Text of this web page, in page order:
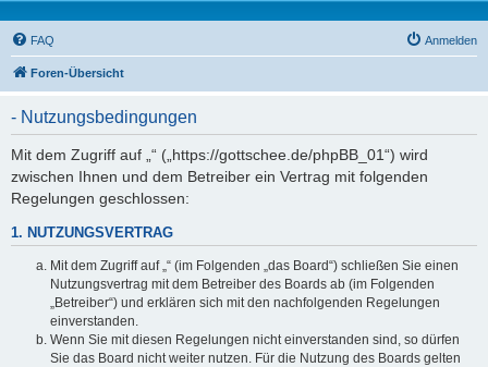
FAQ Anmelden
Foren-Übersicht
- Nutzungsbedingungen
Mit dem Zugriff auf „“ („https://gottschee.de/phpBB_01“) wird
zwischen Ihnen und dem Betreiber ein Vertrag mit folgenden
Regelungen geschlossen:
1. NUTZUNGSVERTRAG
Mit dem Zugriff auf „“ (im Folgenden „das Board“) schließen Sie einen
Nutzungsvertrag mit dem Betreiber des Boards ab (im Folgenden
„Betreiber“) und erklären sich mit den nachfolgenden Regelungen
einverstanden.
Wenn Sie mit diesen Regelungen nicht einverstanden sind, so dürfen
Sie das Board nicht weiter nutzen. Für die Nutzung des Boards gelten